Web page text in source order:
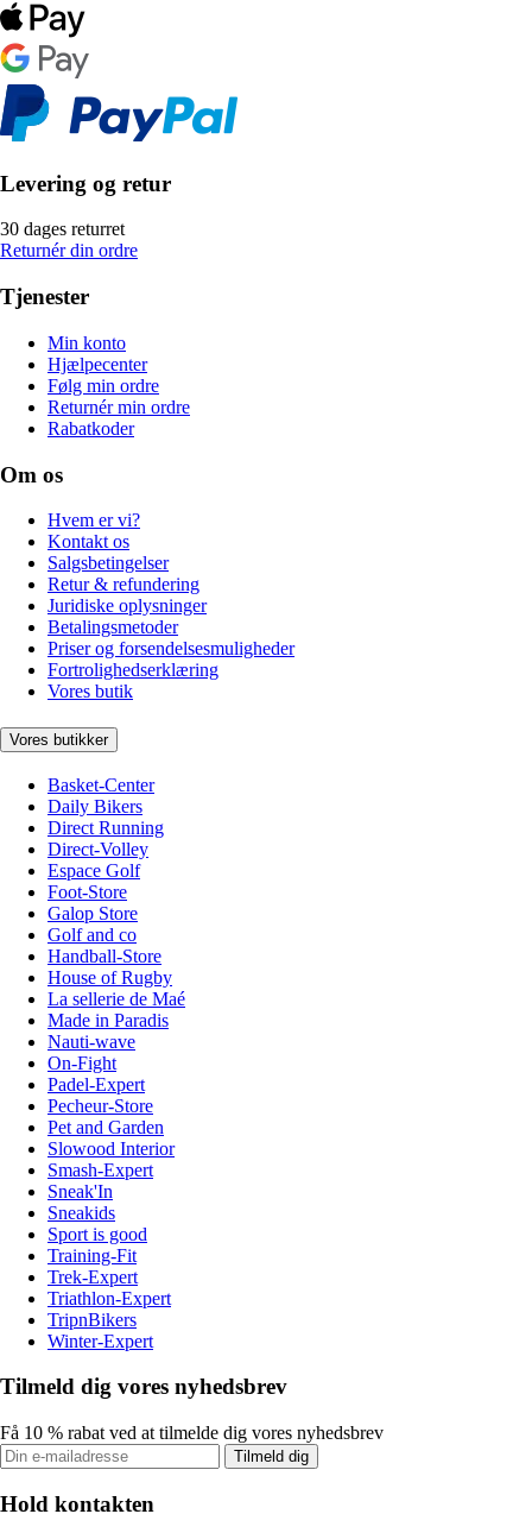
Levering og retur
30 dages returret
Returnér din ordre
Tjenester
Min konto
Hjælpecenter
Følg min ordre
Returnér min ordre
Rabatkoder
Om os
Hvem er vi?
Kontakt os
Salgsbetingelser
Retur & refundering
Juridiske oplysninger
Betalingsmetoder
Priser og forsendelsesmuligheder
Fortrolighedserklæring
Vores butik
Vores butikker
Basket-Center
Daily Bikers
Direct Running
Direct-Volley
Espace Golf
Foot-Store
Galop Store
Golf and co
Handball-Store
House of Rugby
La sellerie de Maé
Made in Paradis
Nauti-wave
On-Fight
Padel-Expert
Pecheur-Store
Pet and Garden
Slowood Interior
Smash-Expert
Sneak'In
Sneakids
Sport is good
Training-Fit
Trek-Expert
Triathlon-Expert
TripnBikers
Winter-Expert
Tilmeld dig vores nyhedsbrev
Få 10 % rabat ved at tilmelde dig vores nyhedsbrev
Tilmeld dig
Hold kontakten